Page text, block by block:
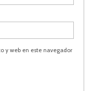
y web en este navegador